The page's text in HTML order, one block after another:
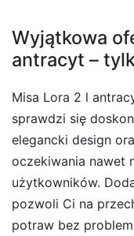
Wyjątkowa
antracyt –
Misa Lora 2 l
sprawdzi się
elegancki design
oczekiwania nawet
użytkowników.
pozwoli Ci na
potraw bez